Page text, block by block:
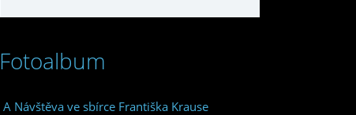
Fotoalbum
A Návštěva ve sbírce Františka Krause